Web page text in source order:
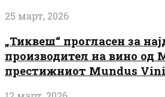
25 март, 2026
„Тиквеш“ прогласен за
производител на вино од
престижниот Mundus Vini